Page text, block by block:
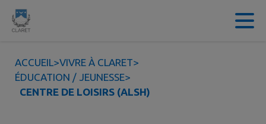
Contenu
ACCUEIL>VIVRE À CLARET>
ÉDUCATION / JEUNESSE>
CENTRE DE LOISIRS (ALSH)